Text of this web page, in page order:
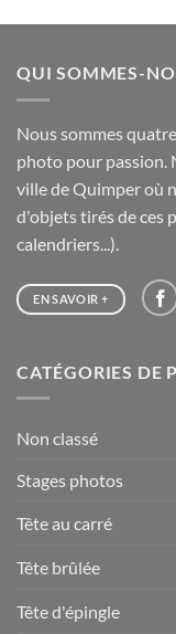
QUI SOMMES-
Nous sommes
photo pour passion.
ville de Quimper où
d'objets tirés de ces
calendriers...).
EN SAVOIR +
CATÉGORIES DE
Non classé
Stages photos
Tête au carré
Tête brûlée
Tête d'épingle